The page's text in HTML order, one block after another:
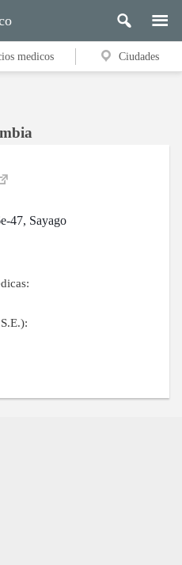
medicos Ciudades
47, Sayago